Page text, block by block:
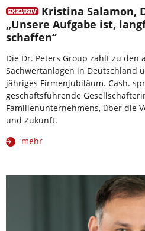
Kristina Salamon,
„Unsere Aufgabe ist,
schaffen“
Die Dr. Peters Group zählt zu den
Sachwertanlagen in Deutschland
jähriges Firmenjubiläum. Cash.
geschäftsführende
Familienunternehmens, über die
und Zukunft.
mehr